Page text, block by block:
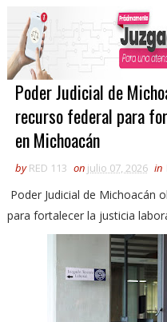
Poder Judicial de
recurso federal para
en Michoacán
by RED 113 on julio 07, 2026 in
Poder Judicial de Michoacán
para fortalecer la justicia